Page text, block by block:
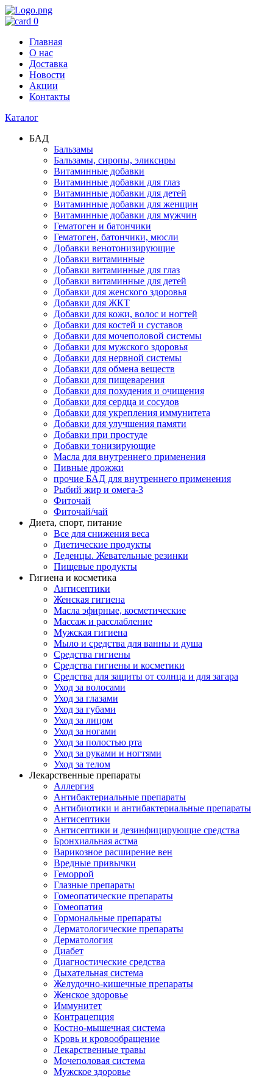
0
Главная
О нас
Доставка
Новости
Акции
Контакты
Каталог
БАД
Бальзамы
Бальзамы, сиропы, эликсиры
Витаминные добавки
Витаминные добавки для глаз
Витаминные добавки для детей
Витаминные добавки для женщин
Витаминные добавки для мужчин
Гематоген и батончики
Гематоген, батончики, мюсли
Добавки венотонизирующие
Добавки витаминные
Добавки витаминные для глаз
Добавки витаминные для детей
Добавки для женского здоровья
Добавки для ЖКТ
Добавки для кожи, волос и ногтей
Добавки для костей и суставов
Добавки для мочеполовой системы
Добавки для мужского здоровья
Добавки для нервной системы
Добавки для обмена веществ
Добавки для пищеварения
Добавки для похудения и очищения
Добавки для сердца и сосудов
Добавки для укрепления иммунитета
Добавки для улучшения памяти
Добавки при простуде
Добавки тонизирующие
Масла для внутреннего применения
Пивные дрожжи
прочие БАД для внутреннего применения
Рыбий жир и омега-3
Фиточай
Фиточай/чай
Диета, спорт, питание
Все для снижения веса
Диетические продукты
Леденцы. Жевательные резинки
Пищевые продукты
Гигиена и косметика
Антисептики
Женская гигиена
Масла эфирные, косметические
Массаж и расслабление
Мужская гигиена
Мыло и средства для ванны и душа
Средства гигиены
Средства гигиены и косметики
Средства для защиты от солнца и для загара
Уход за волосами
Уход за глазами
Уход за губами
Уход за лицом
Уход за ногами
Уход за полостью рта
Уход за руками и ногтями
Уход за телом
Лекарственные препараты
Аллергия
Антибактериальные препараты
Антибиотики и антибактериальные препараты
Антисептики
Антисептики и дезинфицирующие средства
Бронхиальная астма
Варикозное расширение вен
Вредные привычки
Геморрой
Глазные препараты
Гомеопатические препараты
Гомеопатия
Гормональные препараты
Дерматологические препараты
Дерматология
Диабет
Диагностические средства
Дыхательная система
Желудочно-кишечные препараты
Женское здоровье
Иммунитет
Контрацепция
Костно-мышечная система
Кровь и кровообращение
Лекарственные травы
Мочеполовая система
Мужское здоровье